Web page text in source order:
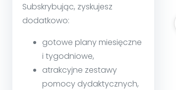
Subskrybując, zyskujesz
dodatkowo:
gotowe plany miesięczne
i tygodniowe,
atrakcyjne zestawy
pomocy dydaktycznych,